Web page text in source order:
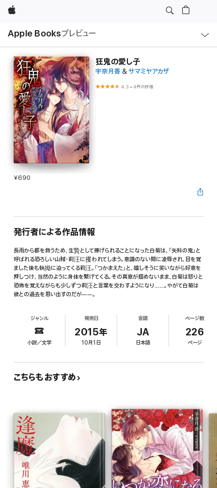
Apple
Apple Booksプレビュー
ル
狂鬼の愛し子
宇奈月香 &サマミヤアカザ
4.3 •4件の評価
¥690
発行者による作品情報
長雨から都を救うため、生贄として捧げられることになった白菊は、「矢科の鬼」と
呼ばれる恐ろしい山賊・莉汪に攫われてしまう。意識のない間に凌辱され、目を覚
ました後も執拗に迫ってくる莉汪。「つかまえた」と、嬉しそうに笑いながら好意を
押しつけ、当然のように身体を繋げてくる。その真意が掴めないまま、白菊は怒りと
恐怖を覚えながらも少しずつ莉汪と言葉を交わすようになり……。やがて白菊は
彼との過去を思い出すのだが――。
ジャンル
小説／文学
発売日
2015年
10月1日
言語
JA
日本語
ページ数
226
ページ
こちらもおすすめ